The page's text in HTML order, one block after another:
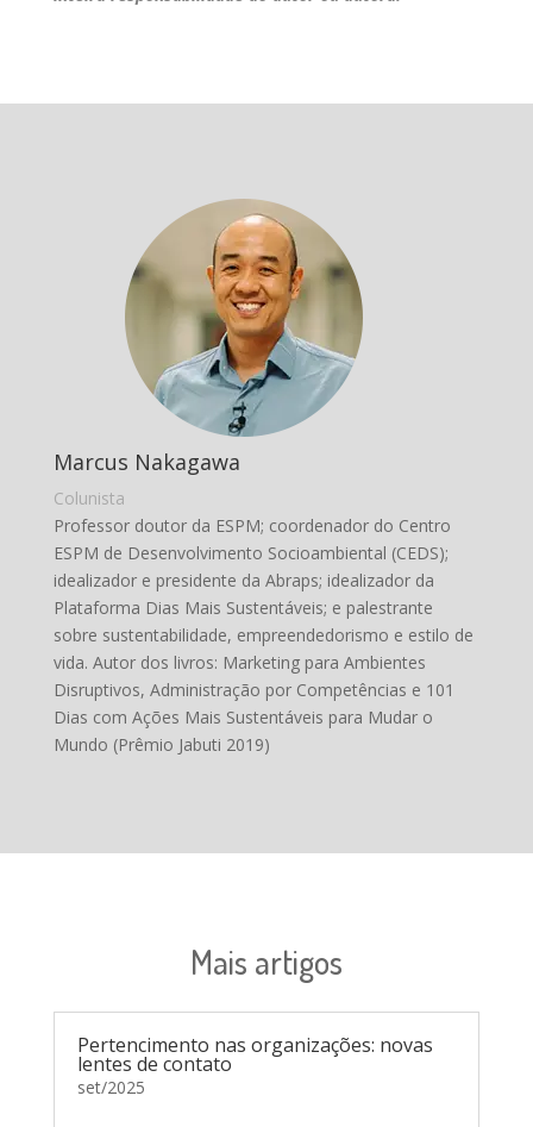
Marcus Nakagawa
Colunista
Professor doutor da ESPM; coordenador do Centro
ESPM de Desenvolvimento Socioambiental (CEDS);
idealizador e presidente da Abraps; idealizador da
Plataforma Dias Mais Sustentáveis; e palestrante
sobre sustentabilidade, empreendedorismo e estilo de
vida. Autor dos livros: Marketing para Ambientes
Disruptivos, Administração por Competências e 101
Dias com Ações Mais Sustentáveis para Mudar o
Mundo (Prêmio Jabuti 2019)
Mais artigos
Pertencimento nas organizações: novas
lentes de contato
set/2025